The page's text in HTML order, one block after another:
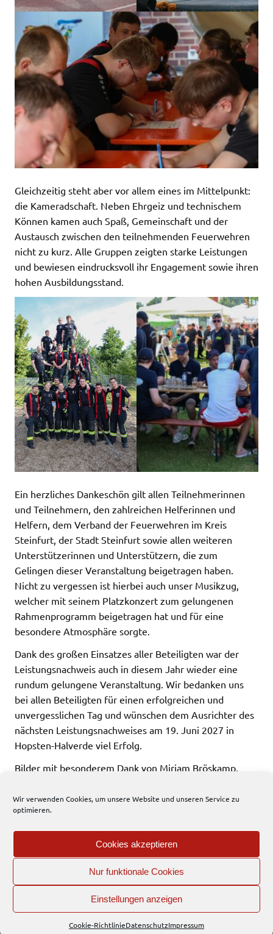
Wir verwenden Cookies, um unsere Website und unseren Service zu
optimieren.
Cookies akzeptieren
Nur funktionale Cookies
Einstellungen anzeigen
Cookie-RichtlinieDatenschutzImpressum
Gleichzeitig steht aber vor allem eines im Mittelpunkt:
die Kameradschaft. Neben Ehrgeiz und technischem
Können kamen auch Spaß, Gemeinschaft und der
Austausch zwischen den teilnehmenden Feuerwehren
nicht zu kurz. Alle Gruppen zeigten starke Leistungen
und bewiesen eindrucksvoll ihr Engagement sowie ihren
hohen Ausbildungsstand.
Ein herzliches Dankeschön gilt allen Teilnehmerinnen
und Teilnehmern, den zahlreichen Helferinnen und
Helfern, dem Verband der Feuerwehren im Kreis
Steinfurt, der Stadt Steinfurt sowie allen weiteren
Unterstützerinnen und Unterstützern, die zum
Gelingen dieser Veranstaltung beigetragen haben.
Nicht zu vergessen ist hierbei auch unser Musikzug,
welcher mit seinem Platzkonzert zum gelungenen
Rahmenprogramm beigetragen hat und für eine
besondere Atmosphäre sorgte.
Dank des großen Einsatzes aller Beteiligten war der
Leistungsnachweis auch in diesem Jahr wieder eine
rundum gelungene Veranstaltung. Wir bedanken uns
bei allen Beteiligten für einen erfolgreichen und
unvergesslichen Tag und wünschen dem Ausrichter des
nächsten Leistungsnachweises am 19. Juni 2027 in
Hopsten-Halverde viel Erfolg.
Bilder mit besonderem Dank von Miriam Bröskamp.
532 total views, 2 views today
EFD
Interner Bereich
WordPress-Theme: Dynamic News von ThemeZee.